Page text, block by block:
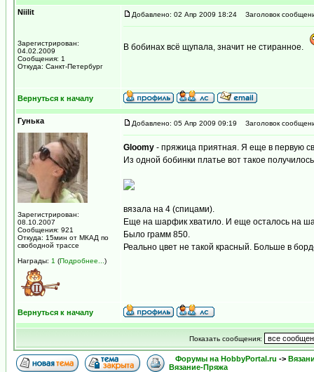
Niilit
Зарегистрирован:
04.02.2009
Сообщения: 1
Откуда: Санкт-Петербург
Добавлено: 02 Апр 2009 18:24 Заголовок
В бобинах всё щупала, значит не стиранное.
Вернуться к началу
Гунька
Зарегистрирован:
08.10.2007
Сообщения: 921
Откуда: 15мин от МКАД по
свободной трассе
Награды: 1 (Подробнее... )
Добавлено: 05 Апр 2009 09:19 Заголовок
Gloomy - пряжица приятная. Я еще в первую
Из одной бобинки платье вот такое
вязала на 4 (спицами).
Еще на шарфик хватило. И еще осталось на
Было грамм 850.
Реально цвет не такой красный. Больше в
Вернуться к началу
Показать сообщения:
Форумы на HobbyPortal.ru ->
Вязание-Пряжа